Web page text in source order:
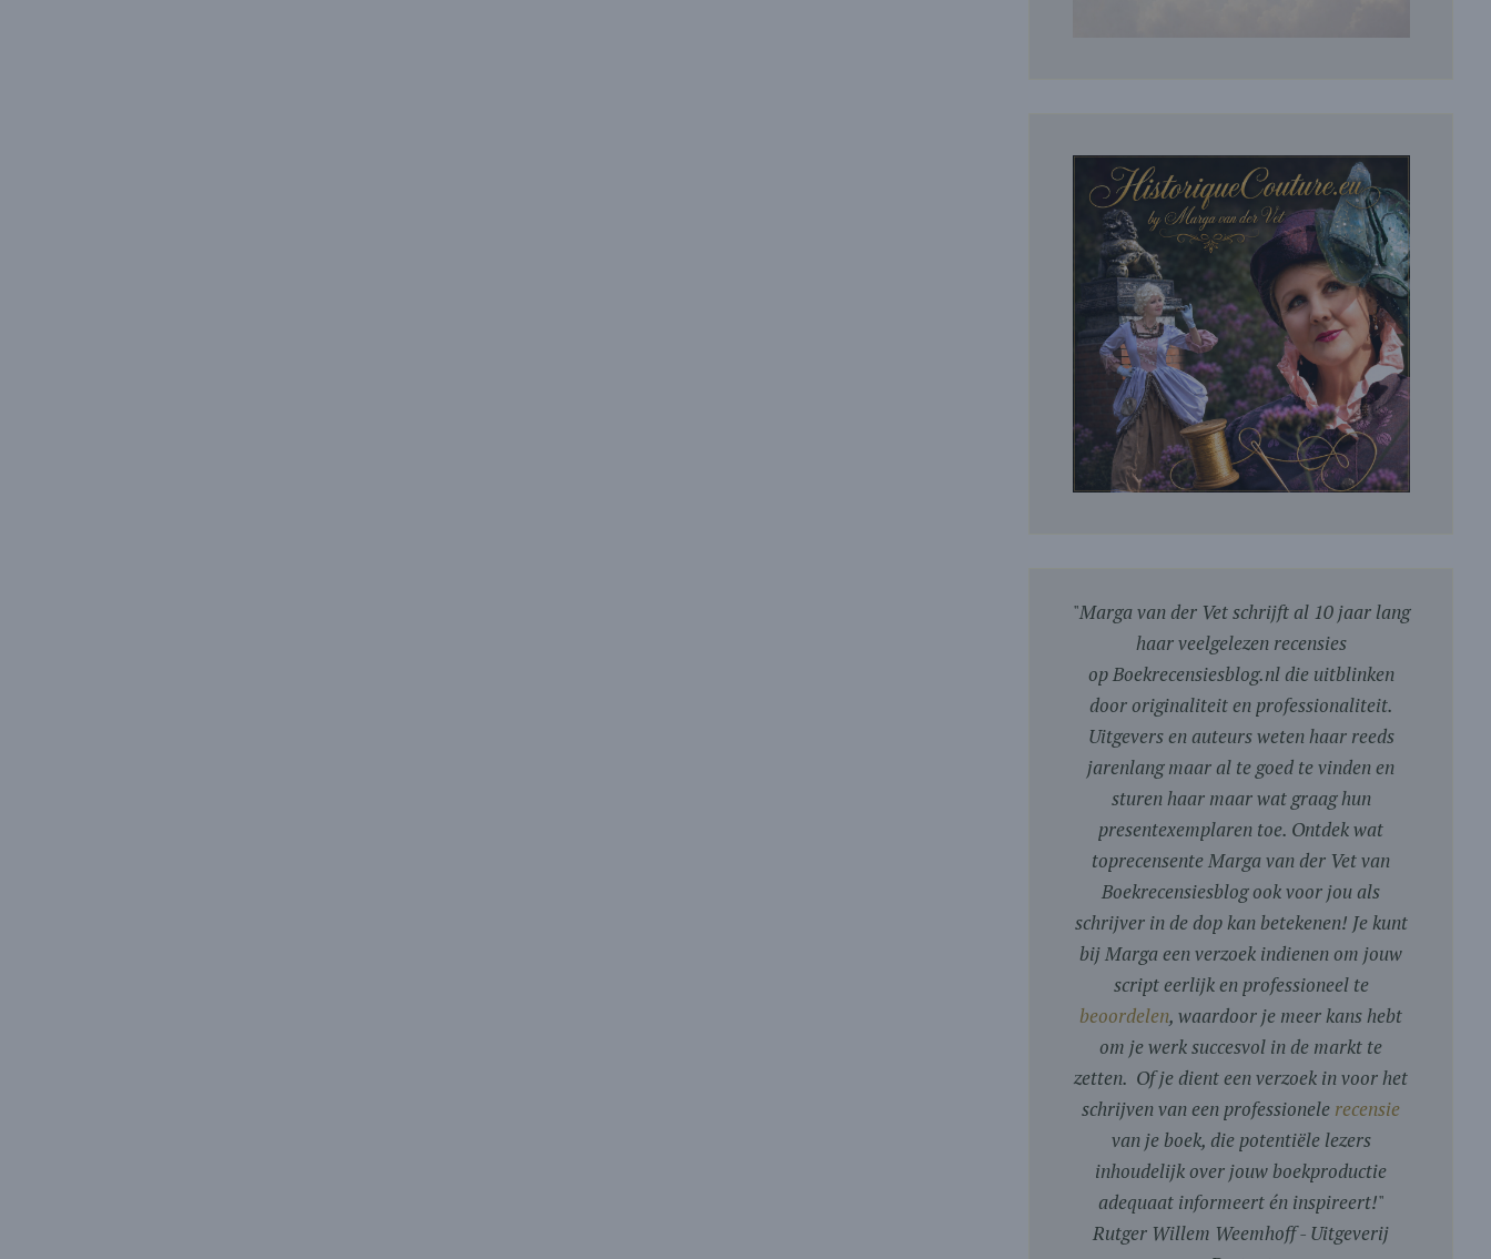
"Marga van der Vet schrijft al 10 jaar lang
haar veelgelezen recensies
op Boekrecensiesblog.nl die uitblinken
door originaliteit en professionaliteit.
Uitgevers en auteurs weten haar reeds
jarenlang maar al te goed te vinden en
sturen haar maar wat graag hun
presentexemplaren toe. Ontdek wat
toprecensente Marga van der Vet van
Boekrecensiesblog ook voor jou als
schrijver in de dop kan betekenen! Je kunt
bij Marga een verzoek indienen om jouw
script eerlijk en professioneel te
beoordelen, waardoor je meer kans hebt
om je werk succesvol in de markt te
zetten. Of je dient een verzoek in voor het
schrijven van een professionele recensie
van je boek, die potentiële lezers
inhoudelijk over jouw boekproductie
adequaat informeert én inspireert!"
Rutger Willem Weemhoff - Uitgeverij